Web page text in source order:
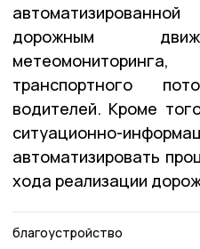
дорожным
транспортного
водителей. Кроме
ситуационно-
автоматизировать
хода реализации
благоустройство